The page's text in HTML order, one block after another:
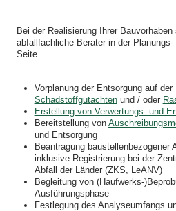
Bei der Realisierung Ihrer
abfallfachliche Berater in der
Seite.
Vorplanung der Entsorgung auf
Schadstoffgutachtenund / oder
Erstellung von Verwertungs- und
Bereitstellung von
und Entsorgung
Beantragung baustellenbezogener
inklusive Registrierung bei der
Abfall der Länder (ZKS, LeANV)
Begleitung von (Haufwerks-
Ausführungsphase
Festlegung des Analyseumfangs